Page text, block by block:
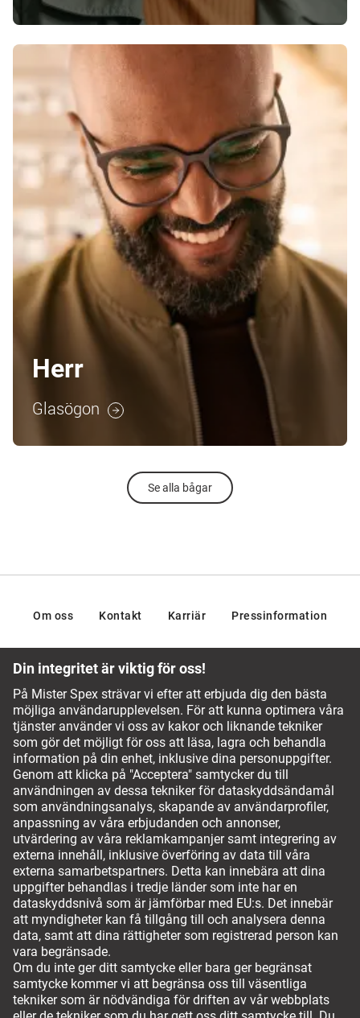
Herr
Glasögon
Se alla bågar
Om oss Kontakt Karriär Pressinformation
Vårt optikerteam vägleder dig gärna
Vanliga frågor och svar
Service Chatt
(+46) 20-127025
Betalningsalternativ
Fraktsätt